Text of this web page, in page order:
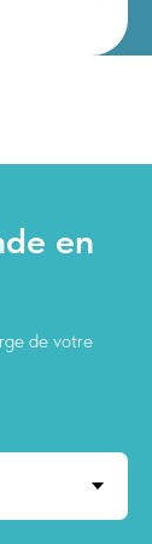
en
de votre